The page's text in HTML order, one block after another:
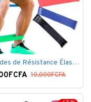
Bandes de Résistance Élastique Latex pour Salle de Gym, Exercice, Yoga, Pilâtes, Kinésithérapie, Rééducation
10,000FCFA